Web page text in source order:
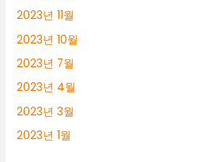
2023년 11월
2023년 10월
2023년 7월
2023년 4월
2023년 3월
2023년 1월